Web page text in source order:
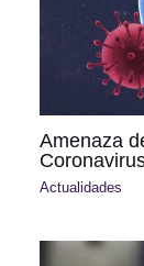
Amenaza
Actualidades